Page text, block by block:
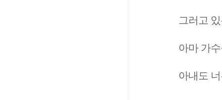
그러고
아마 가
아내도